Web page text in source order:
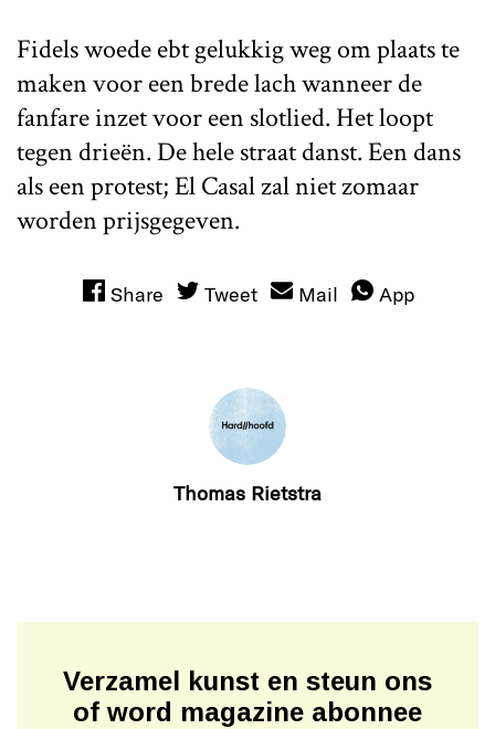
Fidels woede ebt gelukkig weg om plaats te
maken voor een brede lach wanneer de
fanfare inzet voor een slotlied. Het loopt
tegen drieën. De hele straat danst. Een dans
als een protest; El Casal zal niet zomaar
worden prijsgegeven.
Share Tweet Mail App
Thomas Rietstra
Verzamel kunst en steun ons
of word magazine abonnee